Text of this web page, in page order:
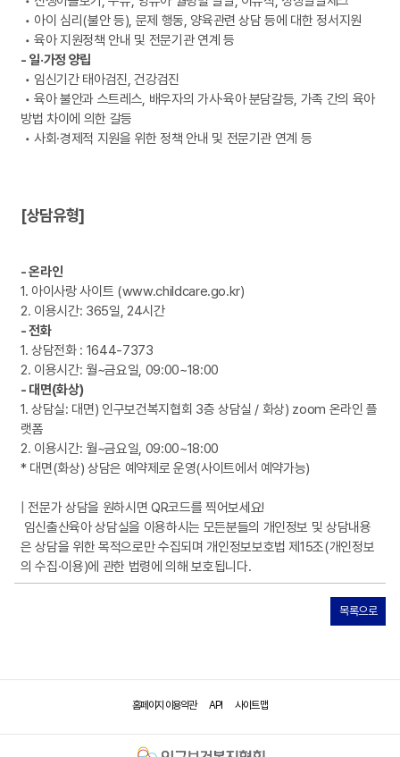
• 아이 심리(불안 등), 문제 행동, 양육관련 상담 등에 대한 정서지원
• 육아 지원정책 안내 및 전문기관 연계 등
- 일·가정 양립
• 임신기간 태아검진, 건강검진
• 육아 불안과 스트레스, 배우자의 가사·육아 분담갈등, 가족 간의 육아
방법 차이에 의한 갈등
• 사회·경제적 지원을 위한 정책 안내 및 전문기관 연계 등
[상담유형]
- 온라인
1. 아이사랑 사이트 (www.childcare.go.kr)
2. 이용시간: 365일, 24시간
- 전화
1. 상담전화 : 1644-7373
2. 이용시간: 월~금요일, 09:00~18:00
- 대면(화상)
1. 상담실: 대면) 인구보건복지협회 3층 상담실 / 화상) zoom 온라인 플
랫폼
2. 이용시간: 월~금요일, 09:00~18:00
* 대면(화상) 상담은 예약제로 운영(사이트에서 예약가능)
| 전문가 상담을 원하시면 QR코드를 찍어보세요!
임신출산육아 상담실을 이용하시는 모든분들의 개인정보 및 상담내용
은 상담을 위한 목적으로만 수집되며 개인정보보호법 제15조(개인정보
의 수집·이용)에 관한 법령에 의해 보호됩니다.
목록으로
홈페이지 이용약관 API 사이트 맵